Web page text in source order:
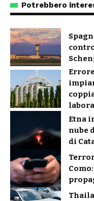
Potrebbero
Etna
nube
di